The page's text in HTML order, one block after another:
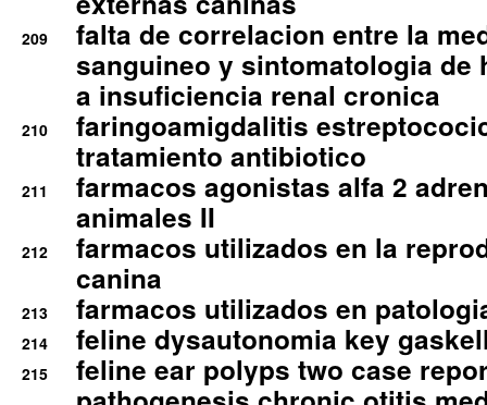
209
falta de correlacion entre la
sanguineo y sintomatologia de
a insuficiencia renal cronica
210
faringoamigdalitis
tratamiento antibiotico
211
farmacos agonistas alfa 2
animales II
212
farmacos utilizados en la
canina
213 farmacos utilizados en
214 feline dysautonomia key
215
feline ear polyps two case